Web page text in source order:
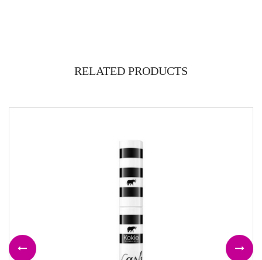
RELATED PRODUCTS